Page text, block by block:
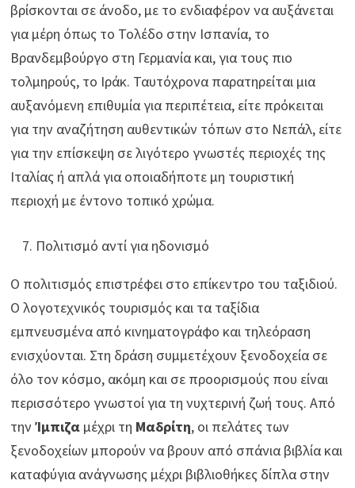
βρίσκονται σε άνοδο, με το ενδιαφέρον να αυξάνεται
για μέρη όπως το Τολέδο στην Ισπανία, το
Βρανδεμβούργο στη Γερμανία και, για τους πιο
τολμηρούς, το Ιράκ. Ταυτόχρονα παρατηρείται μια
αυξανόμενη επιθυμία για περιπέτεια, είτε πρόκειται
για την αναζήτηση αυθεντικών τόπων στο Νεπάλ, είτε
για την επίσκεψη σε λιγότερο γνωστές περιοχές της
Ιταλίας ή απλά για οποιαδήποτε μη τουριστική
περιοχή με έντονο τοπικό χρώμα.
Πολιτισμό αντί για ηδονισμό
Ο πολιτισμός επιστρέφει στο επίκεντρο του ταξιδιού.
Ο λογοτεχνικός τουρισμός και τα ταξίδια
εμπνευσμένα από κινηματογράφο και τηλεόραση
ενισχύονται. Στη δράση συμμετέχουν ξενοδοχεία σε
όλο τον κόσμο, ακόμη και σε προορισμούς που είναι
περισσότερο γνωστοί για τη νυχτερινή ζωή τους. Από
τηνΊμπιζα μέχρι τη Μαδρίτη, οι πελάτες των
ξενοδοχείων μπορούν να βρουν από σπάνια βιβλία και
καταφύγια ανάγνωσης μέχρι βιβλιοθήκες δίπλα στην